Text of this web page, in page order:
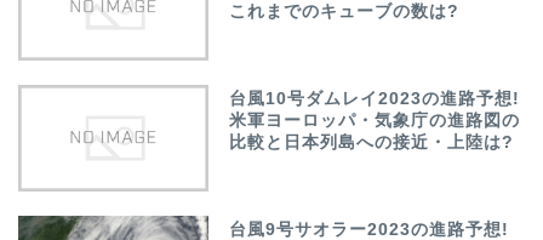
これまでのキューブの数は?
台風10号ダムレイ2023の進路予想!
米軍ヨーロッパ・気象庁の進路図の
比較と日本列島への接近・上陸は?
台風9号サオラー2023の進路予想!